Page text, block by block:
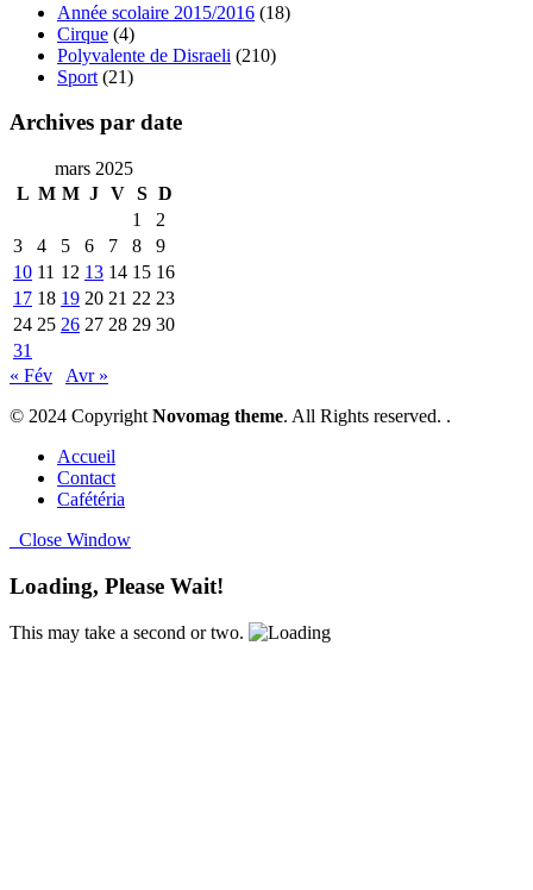
Année scolaire 2015/2016 (18)
Cirque (4)
Polyvalente de Disraeli (210)
Sport (21)
Archives par date
mars 2025
L M M J V S D
1
2
3
4 5 6 7 8
9
10 11 12 13 14 15 16
17 18 19 20 21 22 23
24 25 26 27 28 29 30
31
« Fév
Avr »
© 2024 Copyright Novomag theme. All Rights reserved. .
Accueil
Contact
Cafétéria
Close Window
Loading, Please Wait!
This may take a second or two.